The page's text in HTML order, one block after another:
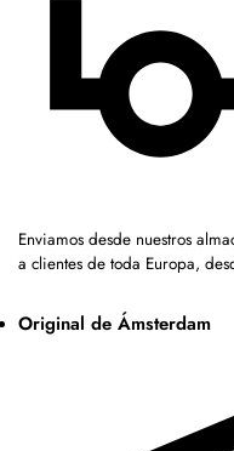
Enviamos desde nuestros
a clientes de toda Europa,
Original de Ámsterdam